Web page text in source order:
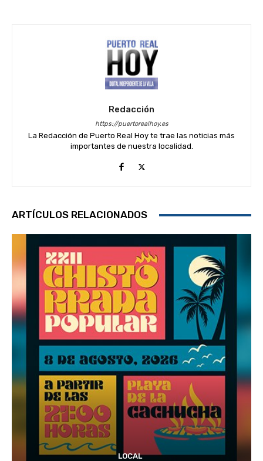
Redacción
https://puertorealhoy.es
La Redacción de Puerto Real Hoy te trae las noticias más
importantes de nuestra localidad.
ARTÍCULOS RELACIONADOS
LOCAL